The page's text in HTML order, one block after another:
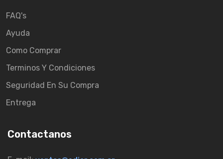
FAQ's
Ayuda
Como Comprar
Terminos Y Condiciones
Seguridad En Su Compra
Entrega
Contactanos